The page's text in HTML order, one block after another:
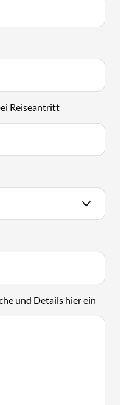
Reiseantritt
und Details hier ein